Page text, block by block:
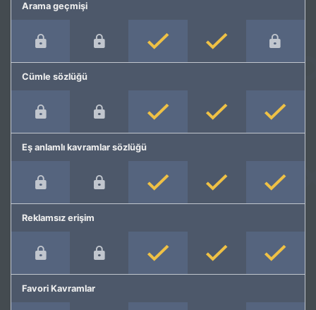
Arama geçmişi
Cümle sözlüğü
Eş anlamlı kavramlar sözlüğü
Reklamsız erişim
Favori Kavramlar